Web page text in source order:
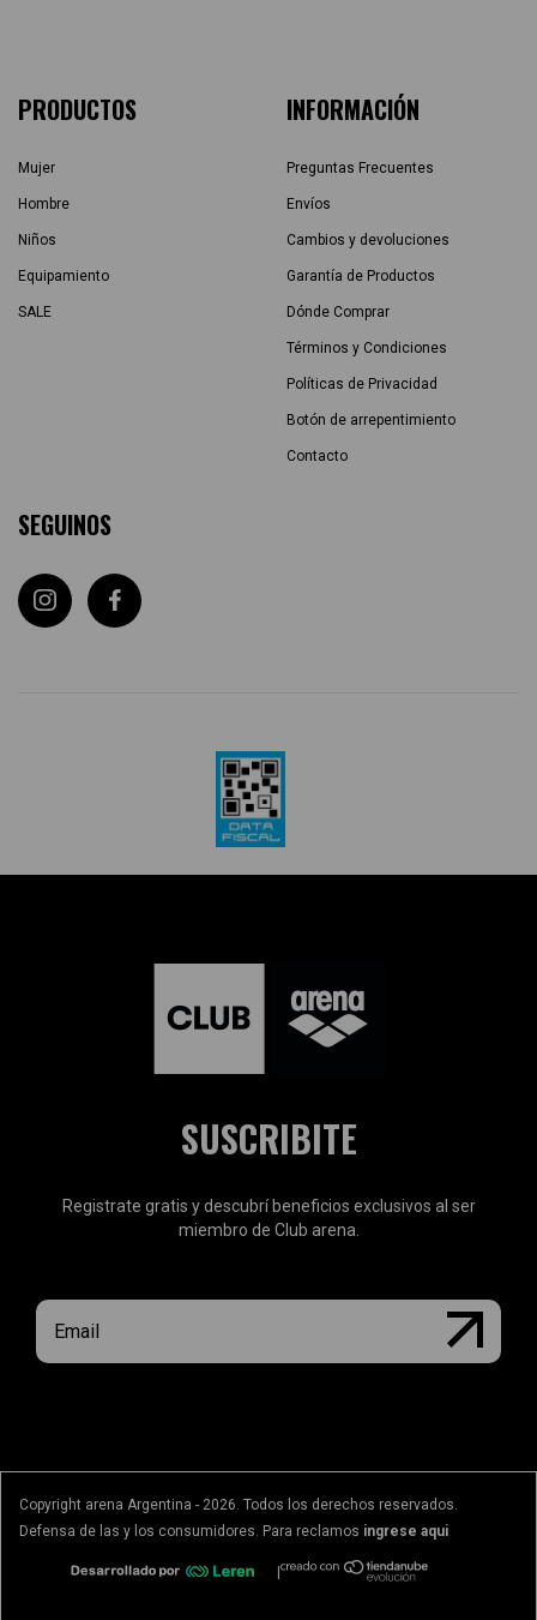
PRODUCTOS
Mujer
Hombre
Niños
Equipamiento
SALE
INFORMACIÓN
Preguntas Frecuentes
Envíos
Cambios y devoluciones
Garantía de Productos
Dónde Comprar
Términos y Condiciones
Políticas de Privacidad
Botón de arrepentimiento
Contacto
SEGUINOS
SUSCRIBITE
Registrate gratis y descubrí beneficios exclusivos al ser
miembro de Club arena.
Copyright arena Argentina - 2026. Todos los derechos reservados.
Defensa de las y los consumidores. Para reclamos ingrese aqui